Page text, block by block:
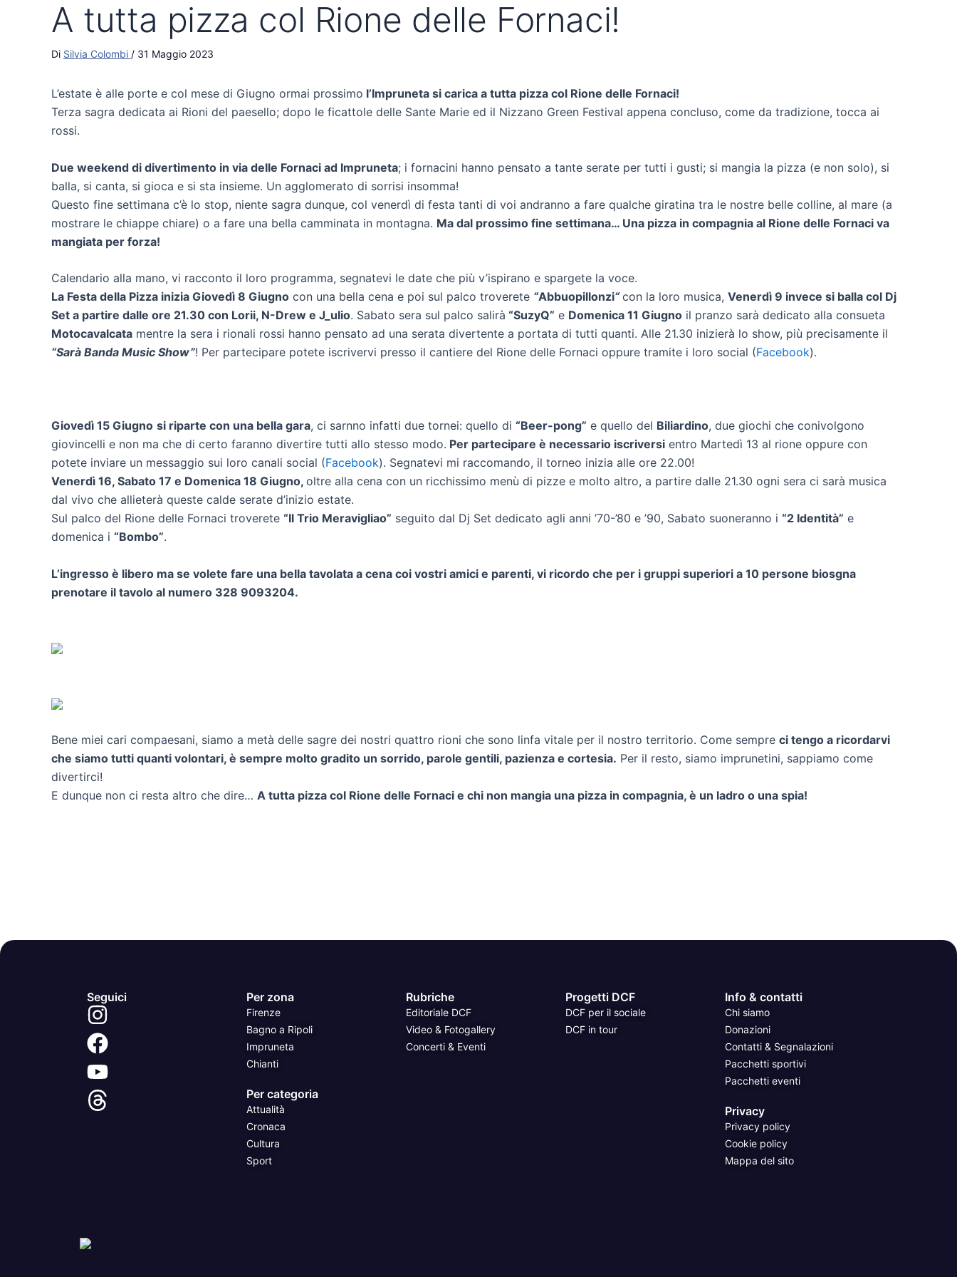
A tutta pizza col Rione delle Fornaci!
Di Silvia Colombi / 31 Maggio 2023
L’estate è alle porte e col mese di Giugno ormai prossimo l’Impruneta si carica a tutta pizza col Rione delle Fornaci!
Terza sagra dedicata ai Rioni del paesello; dopo le ficattole delle Sante Marie ed il Nizzano Green Festival appena concluso, come da tradizione, tocca ai
rossi.
Due weekend di divertimento in via delle Fornaci ad Impruneta; i fornacini hanno pensato a tante serate per tutti i gusti; si mangia la pizza (e non solo), si
balla, si canta, si gioca e si sta insieme. Un agglomerato di sorrisi insomma!
Questo fine settimana c’è lo stop, niente sagra dunque, col venerdì di festa tanti di voi andranno a fare qualche giratina tra le nostre belle colline, al mare (a
mostrare le chiappe chiare) o a fare una bella camminata in montagna. Ma dal prossimo fine settimana… Una pizza in compagnia al Rione delle Fornaci va
mangiata per forza!
Calendario alla mano, vi racconto il loro programma, segnatevi le date che più v’ispirano e spargete la voce.
La Festa della Pizza inizia Giovedì 8 Giugno con una bella cena e poi sul palco troverete “Abbuopillonzi“ con la loro musica, Venerdì 9 invece si balla col Dj
Set a partire dalle ore 21.30 con Lorii, N-Drew e J_ulio. Sabato sera sul palco salirà “SuzyQ” e Domenica 11 Giugno il pranzo sarà dedicato alla consueta
Motocavalcata mentre la sera i rionali rossi hanno pensato ad una serata divertente a portata di tutti quanti. Alle 21.30 inizierà lo show, più precisamente il
“Sarà Banda Music Show”! Per partecipare potete iscrivervi presso il cantiere del Rione delle Fornaci oppure tramite i loro social (Facebook).
Giovedì 15 Giugno si riparte con una bella gara, ci sarnno infatti due tornei: quello di “Beer-pong” e quello del Biliardino, due giochi che conivolgono
giovincelli e non ma che di certo faranno divertire tutti allo stesso modo. Per partecipare è necessario iscriversi entro Martedì 13 al rione oppure con
potete inviare un messaggio sui loro canali social (Facebook). Segnatevi mi raccomando, il torneo inizia alle ore 22.00!
Venerdì 16, Sabato 17 e Domenica 18 Giugno, oltre alla cena con un ricchissimo menù di pizze e molto altro, a partire dalle 21.30 ogni sera ci sarà musica
dal vivo che allieterà queste calde serate d’inizio estate.
Sul palco del Rione delle Fornaci troverete “Il Trio Meravigliao” seguito dal Dj Set dedicato agli anni ’70-’80 e ’90, Sabato suoneranno i “2 Identità” e
domenica i “Bombo”.
L’ingresso è libero ma se volete fare una bella tavolata a cena coi vostri amici e parenti, vi ricordo che per i gruppi superiori a 10 persone biosgna
prenotare il tavolo al numero 328 9093204.
Bene miei cari compaesani, siamo a metà delle sagre dei nostri quattro rioni che sono linfa vitale per il nostro territorio. Come sempre ci tengo a ricordarvi
che siamo tutti quanti volontari, è sempre molto gradito un sorrido, parole gentili, pazienza e cortesia. Per il resto, siamo imprunetini, sappiamo come
divertirci!
E dunque non ci resta altro che dire… A tutta pizza col Rione delle Fornaci e chi non mangia una pizza in compagnia, è un ladro o una spia!
Seguici Per zona
Firenze
Bagno a Ripoli
Impruneta
Chianti
Per categoria
Attualità
Cronaca
Cultura
Sport
Rubriche
Editoriale DCF
Video & Fotogallery
Concerti & Eventi
Progetti DCF
DCF per il sociale
DCF in tour
Info & contatti
Chi siamo
Donazioni
Contatti & Segnalazioni
Pacchetti sportivi
Pacchetti eventi
Privacy
Privacy policy
Cookie policy
Mappa del sito